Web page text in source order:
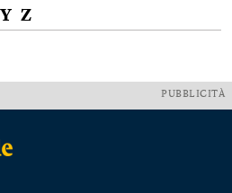
Y Z
PUBBLICITÀ